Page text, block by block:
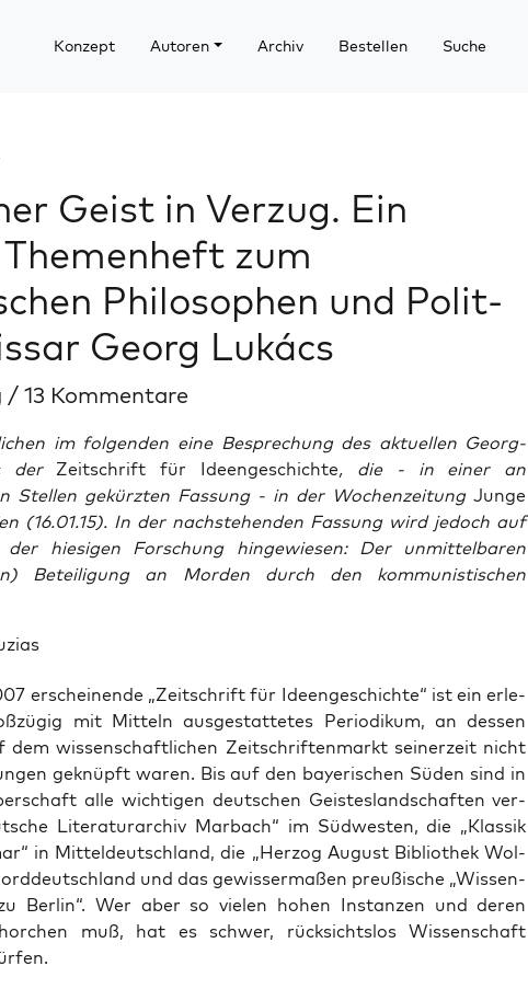
Konzept Autoren Archiv Bestellen Suche
Geist in Verzug. Ein
zum
Philosophen und Polit-
Georg Lukács
/ 13 Kommentare
im folgenden eine Besprechung des aktuellen Georg-
der Zeitschrift für Ideengeschichte, die - in einer an
Stellen gekürzten Fassung - in der WochenzeitungJunge
(16.01.15). In der nachstehenden Fassung wird jedoch auf
hiesigen Forschung hingewiesen: Der unmittelbaren
Beteiligung an Morden durch den kommunistischen
erschei­nen­de „Zeit­schrift für Ideen­ge­schich­te“ ist ein erle­
mit Mit­teln aus­ge­stat­te­tes Peri­odi­kum, an des­sen
dem wis­sen­schaft­li­chen Zeit­schrif­ten­markt sei­ner­zeit nicht
geknüpft waren. Bis auf den baye­ri­schen Süden sind in
alle wich­ti­gen deut­schen Geis­tes­land­schaf­ten ver­
Lite­ra­tur­ar­chiv Mar­bach“ im Süd­wes­ten, die „Klas­sik
in Mit­tel­deutsch­land, die „Her­zog August Biblio­thek Wol­
und das gewis­ser­ma­ßen preu­ßi­sche „Wis­sen­
Ber­lin“. Wer aber so vie­len hohen Instan­zen und deren
muß, hat es schwer, rück­sichts­los Wis­sen­schaft